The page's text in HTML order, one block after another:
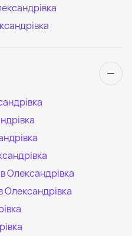
Олександрівка
Олександрівка